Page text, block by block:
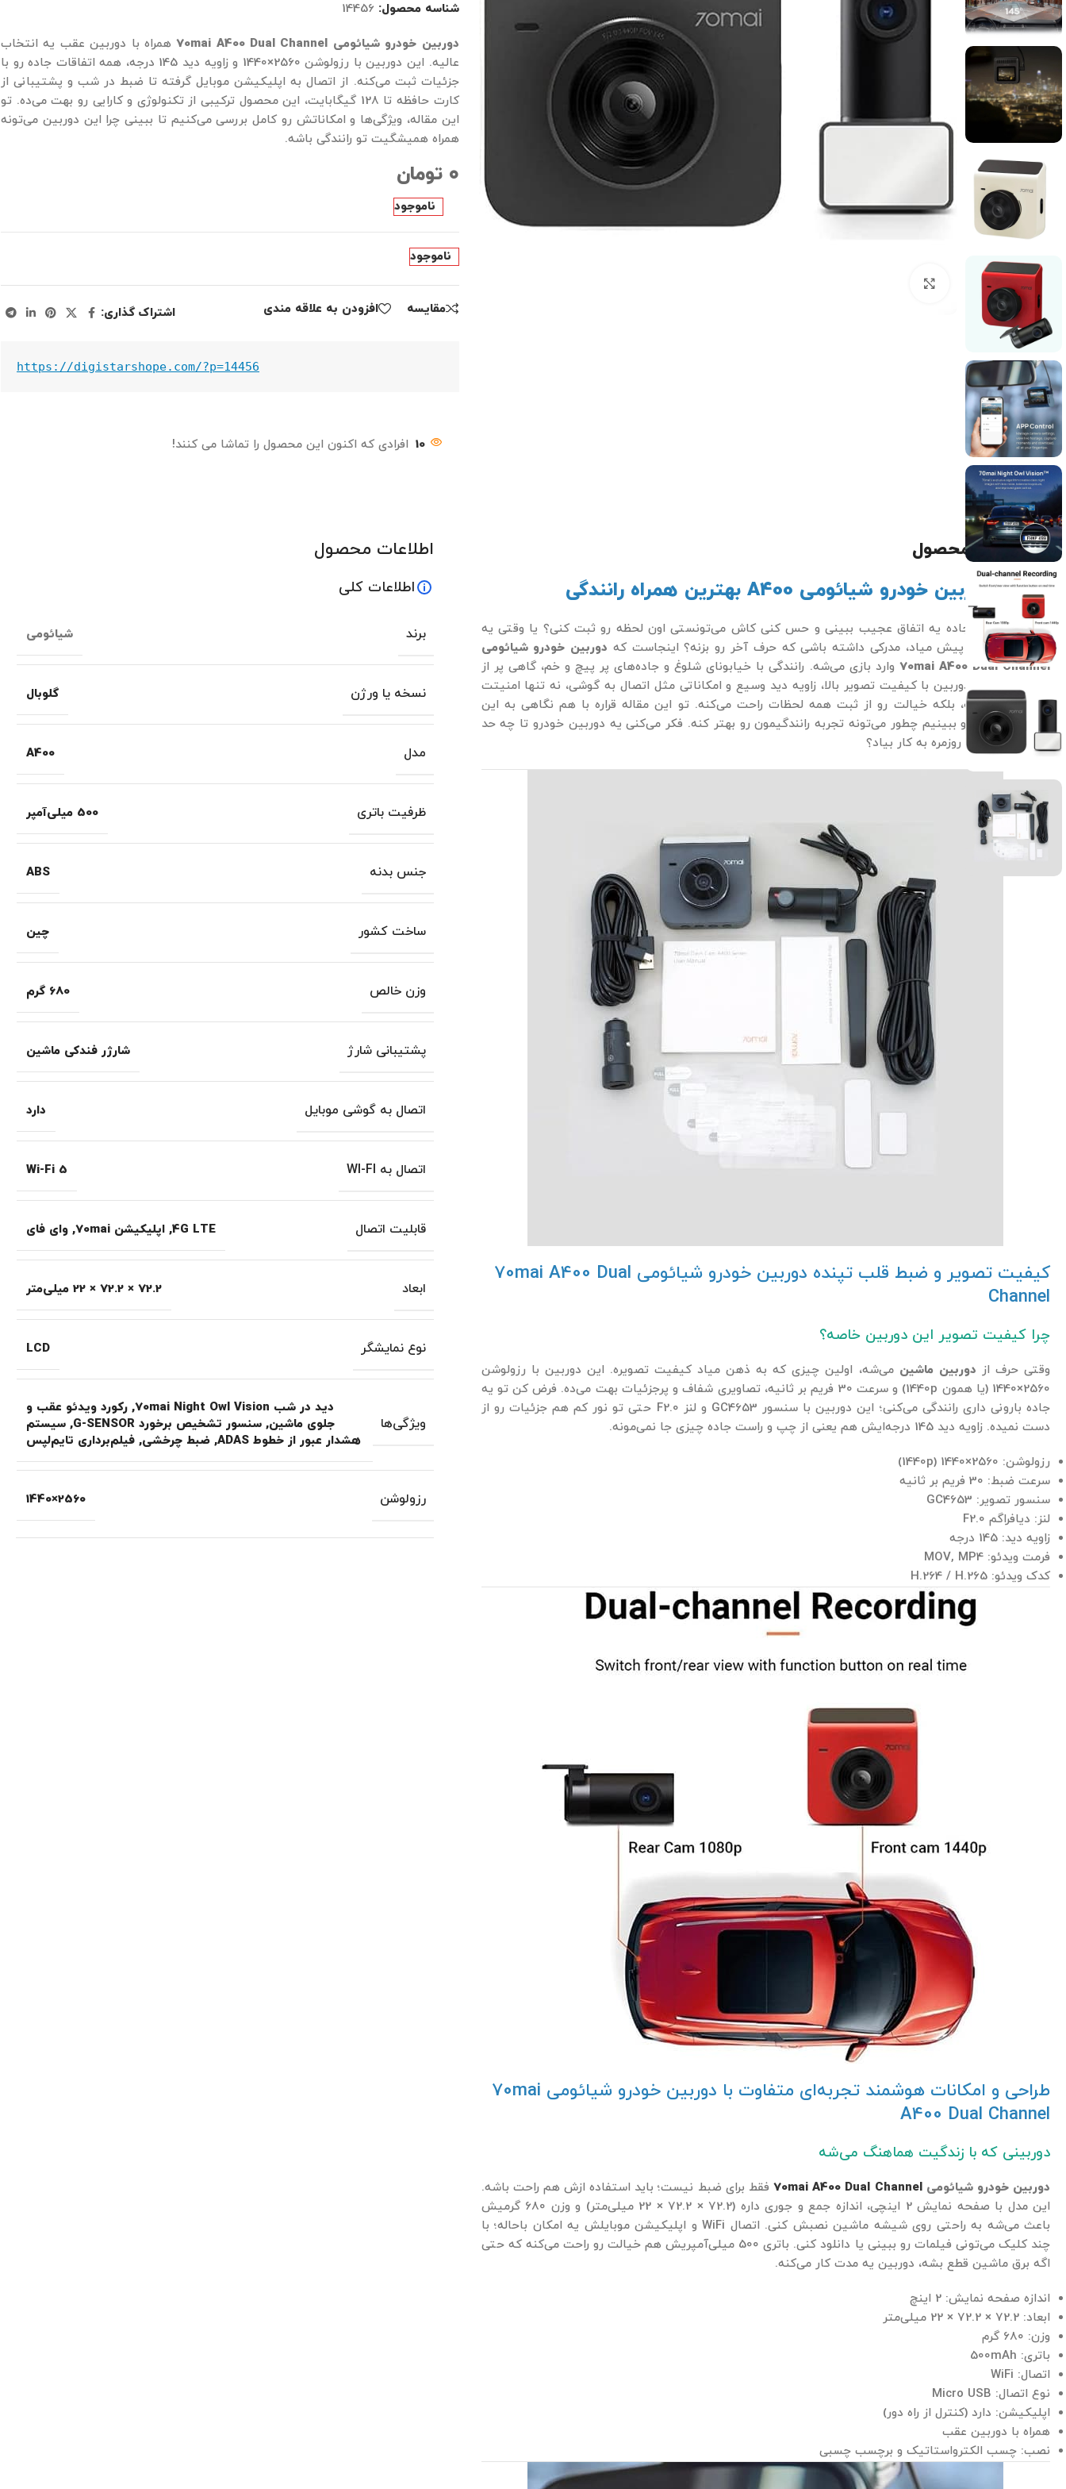
شناسه محصول:14456
دوربین خودرو شیائومی 70mai A400 Dual Channel
همراه با دوربین عقب یه انتخاب
عالیه. این دوربین با رزولوشن 2560×1440 و زاویه دید 145 درجه، همه اتفاقات جاده رو با
جزئیات ثبت می‌کنه. از اتصال به اپلیکیشن موبایل گرفته تا ضبط در شب و پشتیبانی از
کارت حافظه تا 128 گیگابایت، این محصول ترکیبی از تکنولوژی و کارایی رو بهت می‌ده. تو
این مقاله، ویژگی‌ها و امکاناتش رو کامل بررسی می‌کنیم تا ببینی چرا این دوربین می‌تونه
همراه همیشگیت تو رانندگی باشه.
۰ تومان
ناموجود
ناموجود
مقايسه افزودن به علاقه مندی اشتراک گذاری:
https://digistarshope.com/?p=14456
10 افرادی که اکنون این محصول را تماشا می کنند!
توضیحات محصول
بررسی دوربین خودرو شیائومی A400 بهترین همراه رانندگی
تا حالا شده تو جاده یه اتفاق عجیب ببینی و حس کنی کاش می‌تونستی اون لحظه رو ثبت کنی؟ یا وقتی یه
تصادف کوچیک پیش میاد، مدرکی داشته باشی که حرف آخر رو بزنه؟ اینجاست که دوربین خودرو شیائومی
70mai A400 Dual Channel وارد بازی می‌شه. رانندگی با خیابونای شلوغ و جاده‌های پر پیچ و خم، گاهی پر از
غافلگیریه. این دوربین با کیفیت تصویر بالا، زاویه دید وسیع و امکاناتی مثل اتصال به گوشی، نه تنها امنیتت
رو بیشتر می‌کنه، بلکه خیالت رو از ثبت همه لحظات راحت می‌کنه. تو این مقاله قراره با هم نگاهی به این
محصول بندازیم و ببینیم چطور می‌تونه تجربه رانندگیمون رو بهتر کنه. فکر می‌کنی یه دوربین خودرو تا چه حد
می‌تونه تو زندگی روزمره به کار بیاد؟
کیفیت تصویر و ضبط قلب تپنده دوربین خودرو شیائومی 70mai A400 Dual
Channel
چرا کیفیت تصویر این دوربین خاصه؟
وقتی حرف از دوربین ماشین می‌شه، اولین چیزی که به ذهن میاد کیفیت تصویره. این دوربین با رزولوشن
2560×1440 (یا همون 1440p) و سرعت 30 فریم بر ثانیه، تصاویری شفاف و پرجزئیات بهت می‌ده. فرض کن تو یه
جاده بارونی داری رانندگی می‌کنی؛ این دوربین با سنسور GC4653 و لنز F2.0 حتی تو نور کم هم جزئیات رو از
دست نمیده. زاویه دید 145 درجه‌ایش هم یعنی از چپ و راست جاده چیزی جا نمی‌مونه.
رزولوشن: 2560×1440 (1440p)
سرعت ضبط: 30 فریم بر ثانیه
سنسور تصویر: GC4653
لنز: دیافراگم F2.0
زاویه دید: 145 درجه
فرمت ویدئو: MOV, MP4
کدک ویدئو: H.264 / H.265
طراحی و امکانات هوشمند تجربه‌ای متفاوت با دوربین خودرو شیائومی 70mai
A400 Dual Channel
دوربینی که با زندگیت هماهنگ می‌شه
دوربین خودرو شیائومی70mai A400 Dual Channelفقط برای ضبط نیست؛ باید استفاده ازش هم راحت باشه.
این مدل با صفحه نمایش 2 اینچی، اندازه جمع و جوری داره (72.2 × 72.2 × 22 میلی‌متر) و وزن 680 گرمیش
باعث می‌شه به راحتی روی شیشه ماشین نصبش کنی. اتصال WiFi و اپلیکیشن موبایلش یه امکان باحاله؛ با
چند کلیک می‌تونی فیلمات رو ببینی یا دانلود کنی. باتری 500 میلی‌آمپریش هم خیالت رو راحت می‌کنه که حتی
اگه برق ماشین قطع بشه، دوربین یه مدت کار می‌کنه.
اندازه صفحه نمایش: 2 اینچ
ابعاد: 72.2 × 72.2 × 22 میلی‌متر
وزن: 680 گرم
باتری: 500mAh
اتصال: WiFi
نوع اتصال: Micro USB
اپلیکیشن: دارد (کنترل از راه دور)
همراه با دوربین عقب
نصب: چسب الکترواستاتیک و برچسب چسبی
اطلاعات محصول
اطلاعات کلی
برند شیائومی
نسخه یا ورژن گلوبال
مدل A400
ظرفیت باتری 500 میلی‌آمپر
جنس بدنه ABS
ساخت کشور چین
وزن خالص 680 گرم
پشتیبانی شارژ شارژر فندکی ماشین
اتصال به گوشی موبایل دارد
اتصال به WI-FI Wi-Fi 5
قابلیت اتصال 4G LTE
,اپلیکیشن 70mai ,وای فای
ابعاد 72.2 × 72.2 × 22 میلی‌متر
نوع نمایشگر LCD
ویژگی‌ها
دید در شب 70mai Night Owl Vision ,رکورد ویدئو عقب و
جلوی ماشین,سنسور تشخیص برخورد G-SENSOR ,سیستم
هشدار عبور از خطوط ADAS
,ضبط چرخشی,فیلم‌برداری تایم‌لپس
رزولوشن 2560×1440